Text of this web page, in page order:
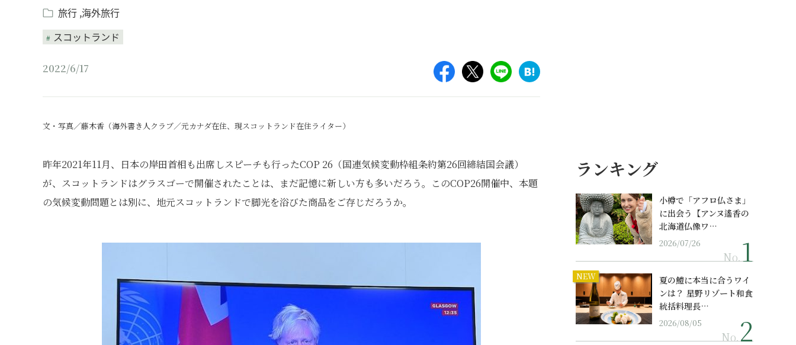
旅行 海外旅行
スコットランド
2022/6/17
文・写真／藤木香（海外書き人クラブ／元カナダ在住、現スコットランド在住ライター）
昨年2021年11月、日本の岸田首相も出席しスピーチも行ったCOP 26（国連気候変動枠組条約第26回締結国会議）
が、スコットランドはグラスゴーで開催されたことは、まだ記憶に新しい方も多いだろう。このCOP26開催中、本題
の気候変動問題とは別に、地元スコットランドで脚光を浴びた商品をご存じだろうか。
ランキング
小樽で「アフロ仏さま」
に出会う【アンヌ遙香の
北海道仏像ワ…
2026/07/26
No.
NEW
夏の鱧に本当に合うワイ
ンは？ 星野リゾート和食
統括料理長…
2026/08/05
No.